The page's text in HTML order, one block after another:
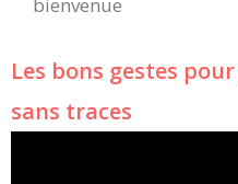
bienvenue
Les bons gestes
sans traces